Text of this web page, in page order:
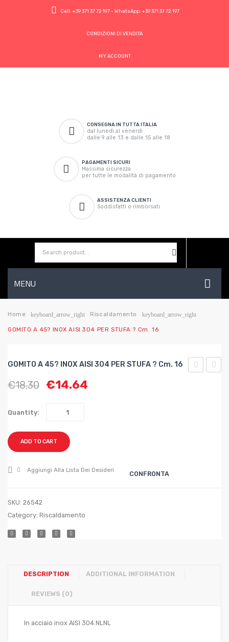
Cell. +39 371 37 72 197- WhatsApp. +39 371 37 72 197
CONDIZIONI DI VENDITA
MY ACCOUNT
CONSEGNA IN TUTTA ITALIA
dal lunedì al venerdì
dalle 9 alle 13 e dalle 15 alle 18
PAGAMENTI SICURI
Massima sicurezza
per tutte le modalità di pagamento
ASSISTENZA CLIENTI
Soddisfatti o rimborsati
MENU
HOME
AZIENDA
Home keyboard_arrow_right Riscaldamento keyboard_arrow_right
GOMITO A 45? INOX AISI 304 PER STUFA ? Cm. 16
GOMITO A 45? INOX AISI 304 PER STUFA ? Cm. 16
€18.30 €14.64
Quantity:
ADD TO CART
Aggiungi Alla Lista Dei Desideri CONFRONTA
SKU: 26542
Category: Riscaldamento
DESCRIPTION ADDITIONAL INFORMATION
REVIEWS (0)
In acciaio inox AISI 304.NLNL